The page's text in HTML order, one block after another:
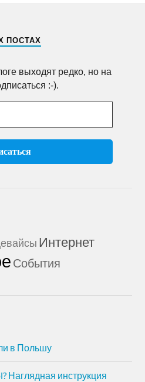
ПОСТАХ
выходят редко, но на
:-).
Интернет
События
в Польшу
Наглядная инструкция